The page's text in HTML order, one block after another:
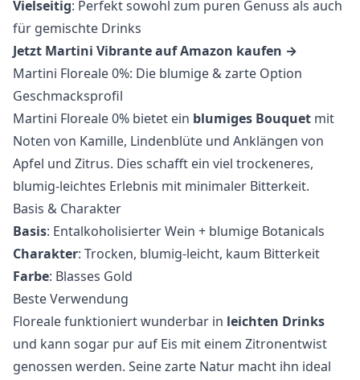
Vielseitig: Perfekt sowohl zum puren Genuss als auch
für gemischte Drinks
Jetzt Martini Vibrante auf Amazon kaufen →
Martini Floreale 0%: Die blumige & zarte Option
Geschmacksprofil
Martini Floreale 0% bietet ein blumiges Bouquet mit
Noten von Kamille, Lindenblüte und Anklängen von
Apfel und Zitrus. Dies schafft ein viel trockeneres,
blumig-leichtes Erlebnis mit minimaler Bitterkeit.
Basis & Charakter
Basis: Entalkoholisierter Wein + blumige Botanicals
Charakter: Trocken, blumig-leicht, kaum Bitterkeit
Farbe: Blasses Gold
Beste Verwendung
Floreale funktioniert wunderbar in leichten Drinks
und kann sogar pur auf Eis mit einem Zitronentwist
genossen werden. Seine zarte Natur macht ihn ideal